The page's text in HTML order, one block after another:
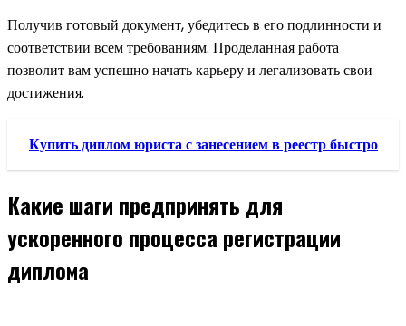
Получив готовый документ, убедитесь в его подлинности и
соответствии всем требованиям. Проделанная работа
позволит вам успешно начать карьеру и легализовать свои
достижения.
Купить диплом юриста с занесением в реестр быстро
Какие шаги предпринять для
ускоренного процесса регистрации
диплома